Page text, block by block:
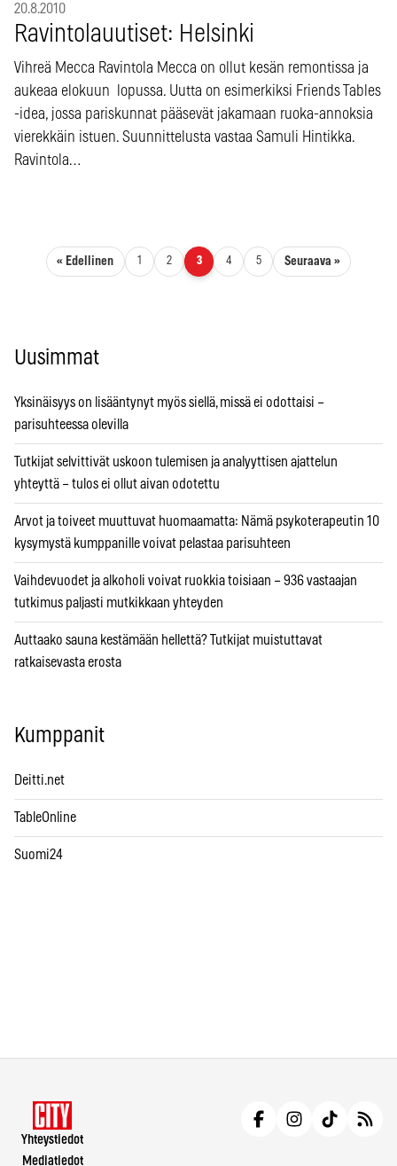
20.8.2010
Ravintolauutiset: Helsinki
Vihreä Mecca Ravintola Mecca on ollut kesän remontissa ja
aukeaa elokuun lopussa. Uutta on esimerkiksi Friends Tables
-idea, jossa pariskunnat pääsevät jakamaan ruoka-annoksia
vierekkäin istuen. Suunnittelusta vastaa Samuli Hintikka.
Ravintola…
Artikkelien sivutus
« Edellinen 1 2 3 4 5 Seuraava »
Uusimmat
Yksinäisyys on lisääntynyt myös siellä, missä ei odottaisi –
parisuhteessa olevilla
Tutkijat selvittivät uskoon tulemisen ja analyyttisen ajattelun
yhteyttä – tulos ei ollut aivan odotettu
Arvot ja toiveet muuttuvat huomaamatta: Nämä psykoterapeutin 10
kysymystä kumppanille voivat pelastaa parisuhteen
Vaihdevuodet ja alkoholi voivat ruokkia toisiaan – 936 vastaajan
tutkimus paljasti mutkikkaan yhteyden
Auttaako sauna kestämään hellettä? Tutkijat muistuttavat
ratkaisevasta erosta
Kumppanit
Deitti.net
TableOnline
Suomi24
Yhteystiedot
Mediatiedot